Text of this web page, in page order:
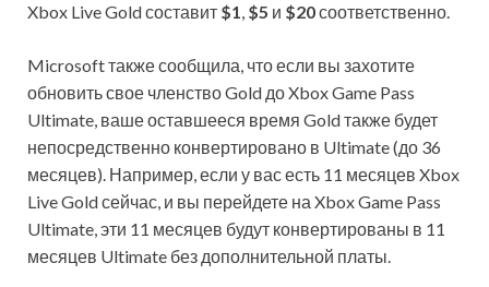
Xbox Live Gold составит $1, $5 и $20соответственно.
Microsoft также сообщила, что если вы захотите
обновить свое членство Gold до Xbox Game Pass
Ultimate, ваше оставшееся время Gold также будет
непосредственно конвертировано в Ultimate (до 36
месяцев). Например, если у вас есть 11 месяцев Xbox
Live Gold сейчас, и вы перейдете на Xbox Game Pass
Ultimate, эти 11 месяцев будут конвертированы в 11
месяцев Ultimate без дополнительной платы.